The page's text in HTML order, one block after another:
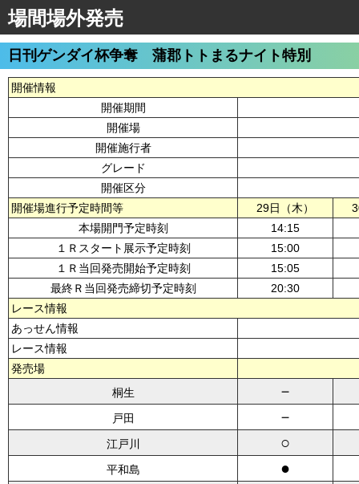
場間場外発売
日刊ゲンダイ杯争奪 蒲郡トトまるナイト特別
開催情報
開催期間
開催場
開催施行者
グレード
開催区分
開催場進行予定時間等
29日（木）
本場開門予定時刻
14:15
１Ｒスタート展示予定時刻
15:00
１Ｒ当回発売開始予定時刻
15:05
最終Ｒ当回発売締切予定時刻
20:30
レース情報
あっせん情報
レース情報
発売場
桐生
－
戸田 －
江戸川 ○
平和島 ●